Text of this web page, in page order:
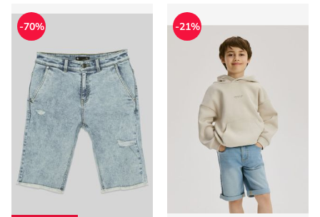
Spodenki chłopięce letnie Reporter
-70%
Spodenki chłopięce na lato
-21%